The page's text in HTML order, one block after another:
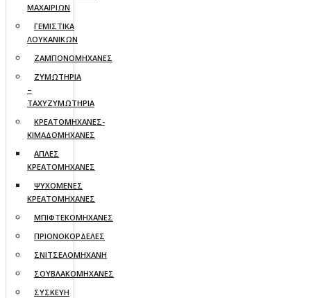
ΜΑΧΑΙΡΙΩΝ
ΓΕΜΙΣΤΙΚΑ
ΛΟΥΚΑΝΙΚΩΝ
ΖΑΜΠΟΝΟΜΗΧΑΝΕΣ
ΖΥΜΩΤΗΡΙΑ
–
ΤΑΧΥΖΥΜΩΤΗΡΙΑ
ΚΡΕΑΤΟΜΗΧΑΝΕΣ-
ΚΙΜΑΔΟΜΗΧΑΝΕΣ
ΑΠΛΕΣ
ΚΡΕΑΤΟΜΗΧΑΝΕΣ
ΨΥΧΟΜΕΝΕΣ
ΚΡΕΑΤΟΜΗΧΑΝΕΣ
ΜΠΙΦΤΕΚΟΜΗΧΑΝΕΣ
ΠΡΙΟΝΟΚΟΡΔΕΛΕΣ
ΣΝΙΤΣΕΛΟΜΗΧΑΝΗ
ΣΟΥΒΛΑΚΟΜΗΧΑΝΕΣ
ΣΥΣΚΕΥΗ